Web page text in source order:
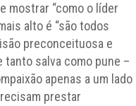
mostrar “como o líder
alto é “são todos
preconceituosa e
tanto salva como pune –
apenas a um lado
prestar